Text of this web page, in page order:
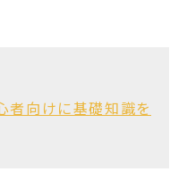
者向けに基礎知識を